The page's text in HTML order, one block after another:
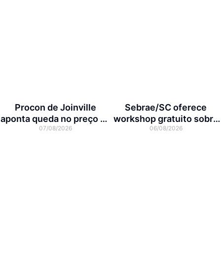
Procon de Joinville
aponta queda no preço da
cesta básica em agosto
07/08/2026
Sebrae/SC oferece
workshop gratuito sobre
franquias em Joinville
06/08/2026